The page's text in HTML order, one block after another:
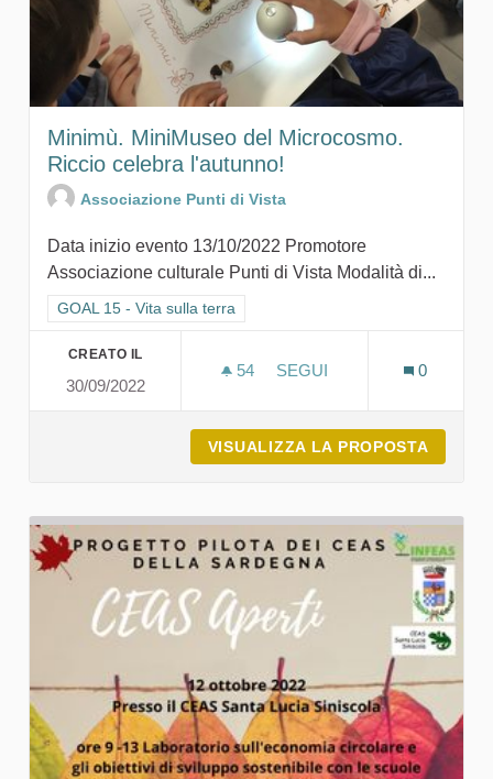
Minimù. MiniMuseo del Microcosmo.
Riccio celebra l'autunno!
Associazione Punti di Vista
Data inizio evento 13/10/2022 Promotore
Associazione culturale Punti di Vista Modalità di...
Filtra i risultati per categoria: GOAL 15 - Vita sulla terra
GOAL 15 - Vita sulla terra
CREATO IL
30/09/2022
54 54 SOSTENITORI
SEGUI
0
VISUALIZZA LA PROPOSTA